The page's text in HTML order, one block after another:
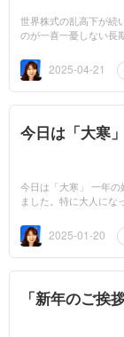
世界株式の乱高下が続
のが一喜一憂しない長
う。初...2025-04-21
今日は「大寒」
今日は「大寒」 一年
ました。特に大人にな
「大寒...2025-01-20
「新年のご挨拶